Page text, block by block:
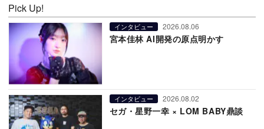
Pick Up!
インタビュー 2026.08.06
宮本佳林 AI開発の原点明かす
インタビュー 2026.08.02
セガ・星野一幸 × LOM BABY鼎談